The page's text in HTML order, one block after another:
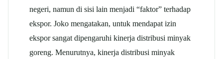
negeri, namun di sisi lain menjadi “faktor” terhadap
ekspor. Joko mengatakan, untuk mendapat izin
ekspor sangat dipengaruhi kinerja distribusi minyak
goreng. Menurutnya, kinerja distribusi minyak